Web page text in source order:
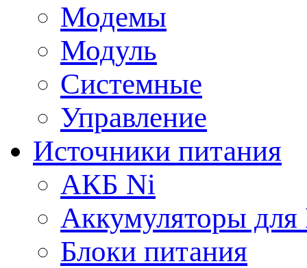
Модемы
Модуль
Системные
Управление
Источники питания
АКБ Ni
Аккумуляторы
Блоки питания